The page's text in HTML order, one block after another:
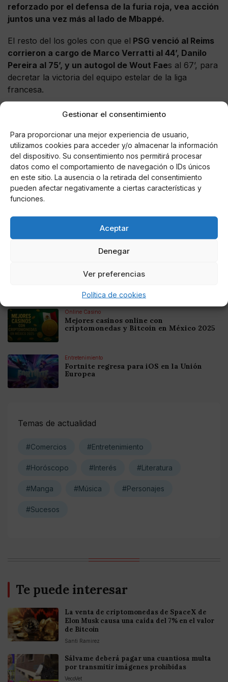
Gestionar el consentimiento
Para proporcionar una mejor experiencia de usuario,
utilizamos cookies para acceder y/o almacenar la información
del dispositivo. Su consentimiento nos permitirá procesar
datos como el comportamiento de navegación o IDs únicos
en este sitio. La ausencia o la retirada del consentimiento
pueden afectar negativamente a ciertas características y
funciones.
Aceptar
Denegar
Ver preferencias
Política de cookies
reforzado por el defensa de la furia roja, vea acción
juntos una vez más al lado de Mbappé.
El resto del los goles con que el PSG venció al Reims
corrieron a cargo de Marco Verratti al 44’, Danilo
Pereira al 75’, y un autogol de Wout Faes al 67’, para
decretar la victoria del equipo estelar de la liga
francesa.
AUTOR
Perro Páramo
Noticias relacionadas
Mejores Cripto Casinos Online en
Mejores Casinos Online con Bitcoin y
Online Casino
Mejores casinos online con
criptomonedas y Bitcoin en México 2025
Entretenimiento
Fortnite regresa para iOS en la Unión
Europea
Temas de actualidad
#Comercios #Entretenimiento
#Horóscopo #Interés #Literatura
#Manga #Música #Personajes
#Sucesos
Te puede interesar
La venta de criptomonedas de SpaceX de
Elon Musk causa una caída del 7% en el valor
de Bitcoin
Santi Ramirez
Sálvame deberá pagar una cuantiosa multa
por transmitir imágenes prohibidas
VecoVet